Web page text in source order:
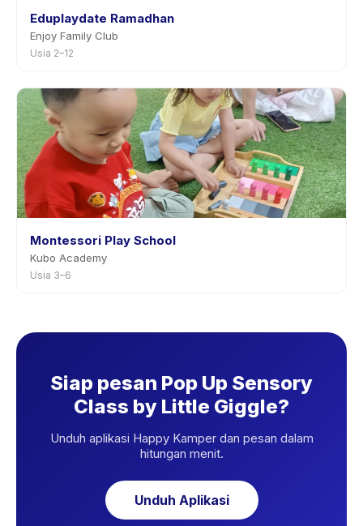
Eduplaydate Ramadhan
Enjoy Family Club
Usia 2–12
Montessori Play School
Kubo Academy
Usia 3–6
Siap pesan Pop Up Sensory
Class by Little Giggle?
Unduh aplikasi Happy Kamper dan pesan dalam
hitungan menit.
Unduh Aplikasi